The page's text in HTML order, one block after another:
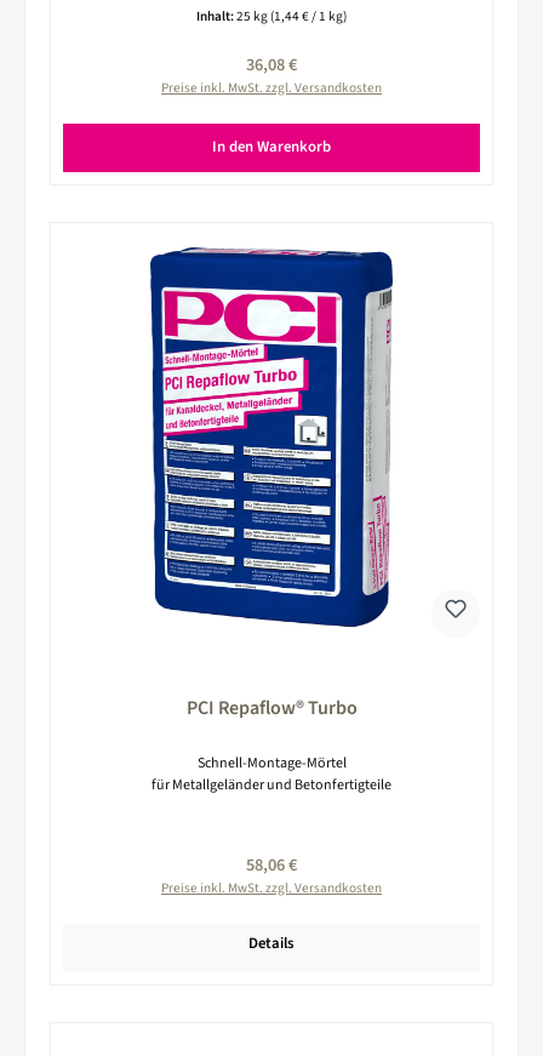
Inhalt:25 kg (1,44 € / 1 kg)
Regulärer Preis:
36,08 €
Preise inkl. MwSt. zzgl. Versandkosten
In den Warenkorb
PCI Repaflow® Turbo
Schnell-Montage-Mörtel
für Metallgeländer und Betonfertigteile
Regulärer Preis:
58,06 €
Preise inkl. MwSt. zzgl. Versandkosten
Details